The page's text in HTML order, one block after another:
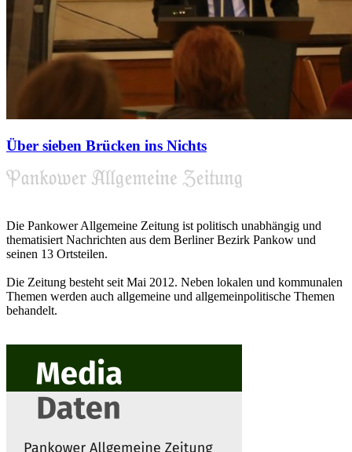
Über sieben Brücken ins Nichts
Die Pankower Allgemeine Zeitung ist politisch unabhängig und
thematisiert Nachrichten aus dem Berliner Bezirk Pankow und
seinen 13 Ortsteilen.
Die Zeitung besteht seit Mai 2012. Neben lokalen und kommunalen
Themen werden auch allgemeine und allgemeinpolitische Themen
behandelt.